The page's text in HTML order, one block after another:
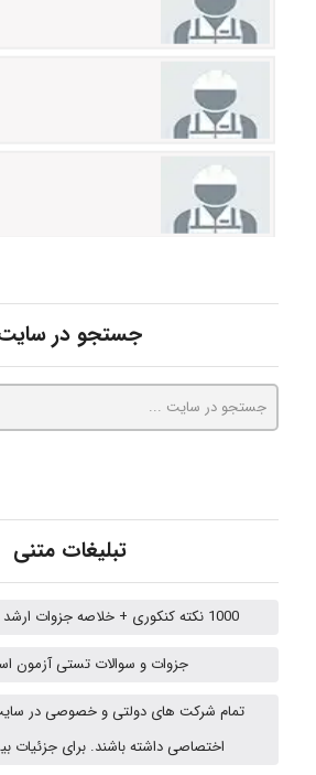
جستجو در
تبلیغات متنی
1000 نکته کنکوری + خلاصه جزوات ارشد بهداشت حرفه ای
جزوات و سوالات تستی آزمون
تمام شرکت های دولتی و خصوصی در
اختصاصی داشته باشند. برای جزئیات